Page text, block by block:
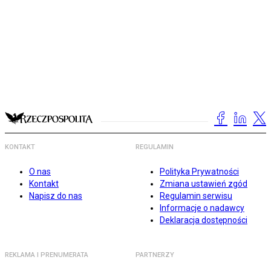
KONTAKT
O nas
Kontakt
Napisz do nas
REGULAMIN
Polityka Prywatności
Zmiana ustawień zgód
Regulamin serwisu
Informacje o nadawcy
Deklaracja dostępności
REKLAMA I PRENUMERATA PARTNERZY